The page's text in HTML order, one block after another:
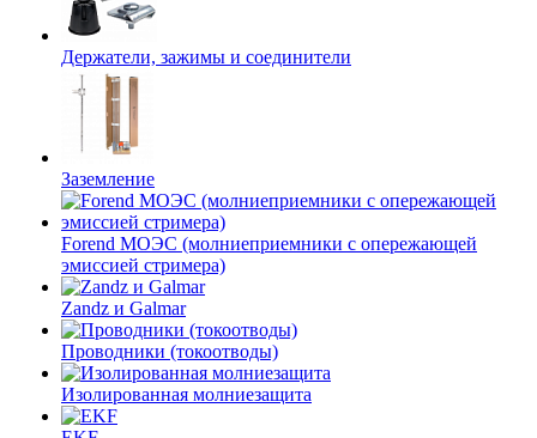
Держатели, зажимы и соединители
Заземление
Forend МОЭС (молниеприемники с опережающей
эмиссией стримера)
Zandz и Galmar
Проводники (токоотводы)
Изолированная молниезащита